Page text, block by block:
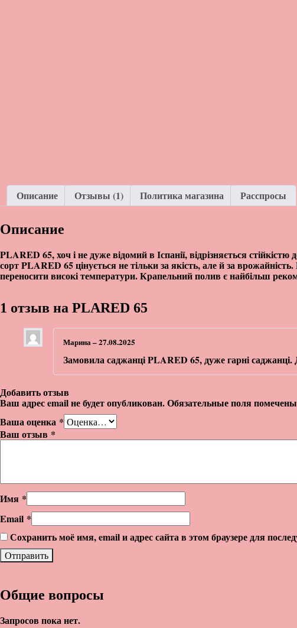
Описание Отзывы (1) Политика магазина Расспросы
Описание
PLARED 65, хоч і не дуже відомий в Іспанії, відрізняється
сорт PLARED 65 цінується не тільки за якість, але й за
переносити високі температури. Крапельний полив є найбільш
1 отзыв на PLARED 65
Марина–27.08.2025
Замовила саджанці PLARED 65, дуже гарні
Добавить отзыв
Ваш адрес email не будет опубликован.Обязательные поля помечены
Ваша оценка *
Ваш отзыв *
Имя *
Email *
Сохранить моё имя, email и адрес сайта в этом браузере для
Общие вопросы
Запросов пока нет.